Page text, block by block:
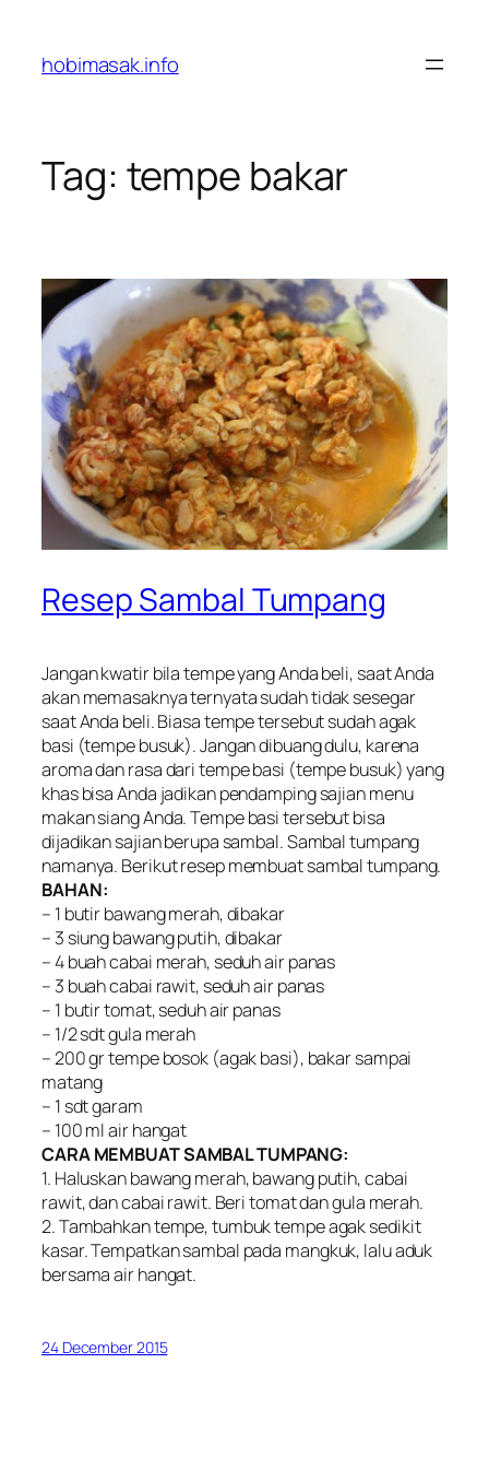
content
hobimasak.info
Tag: tempe bakar
Resep Sambal Tumpang
Jangan kwatir bila tempe yang Anda beli, saat Anda
akan memasaknya ternyata sudah tidak sesegar
saat Anda beli. Biasa tempe tersebut sudah agak
basi (tempe busuk). Jangan dibuang dulu, karena
aroma dan rasa dari tempe basi (tempe busuk) yang
khas bisa Anda jadikan pendamping sajian menu
makan siang Anda. Tempe basi tersebut bisa
dijadikan sajian berupa sambal. Sambal tumpang
namanya. Berikut resep membuat sambal tumpang.
BAHAN:
– 1 butir bawang merah, dibakar
– 3 siung bawang putih, dibakar
– 4 buah cabai merah, seduh air panas
– 3 buah cabai rawit, seduh air panas
– 1 butir tomat, seduh air panas
– 1/2 sdt gula merah
– 200 gr tempe bosok (agak basi), bakar sampai
matang
– 1 sdt garam
– 100 ml air hangat
CARA MEMBUAT SAMBAL TUMPANG:
1. Haluskan bawang merah, bawang putih, cabai
rawit, dan cabai rawit. Beri tomat dan gula merah.
2. Tambahkan tempe, tumbuk tempe agak sedikit
kasar. Tempatkan sambal pada mangkuk, lalu aduk
bersama air hangat.
24 December 2015